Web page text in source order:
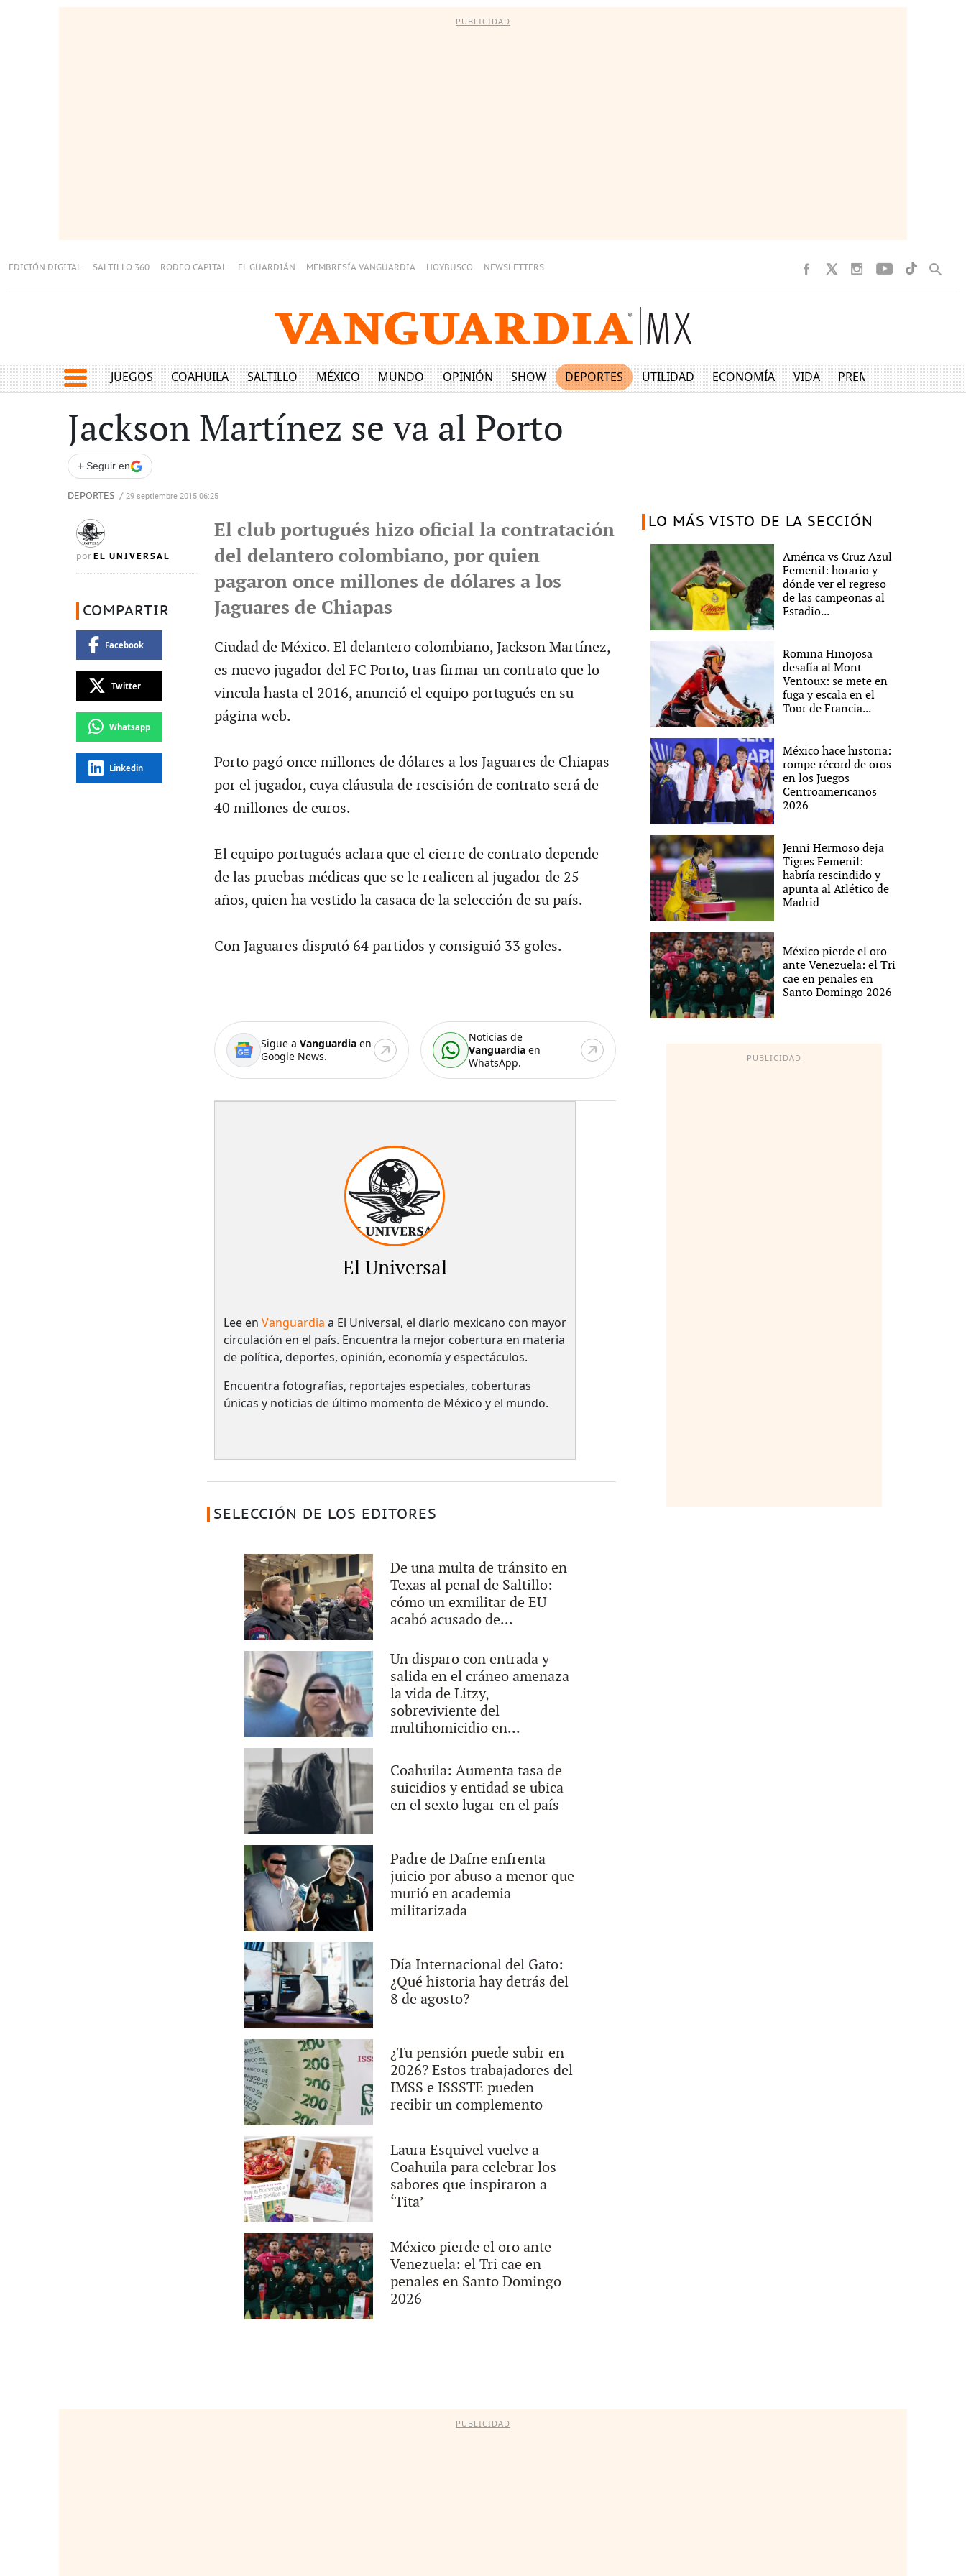
PUBLICIDAD
EDICIÓN DIGITAL SALTILLO 360 RODEO CAPITAL EL GUARDIÁN MEMBRESÍA VANGUARDIA HOYBUSCO NEWSLETTERS
JUEGOS COAHUILA SALTILLO MÉXICO MUNDO OPINIÓN SHOW DEPORTES UTILIDAD ECONOMÍA VIDA PREMIUM
Jackson Martínez se va al Porto
+ Seguir en
DEPORTES / 29 septiembre 2015 06:25
por EL UNIVERSAL
COMPARTIR
Facebook
Twitter
Whatsapp
Linkedin
El club portugués hizo oficial la contratación
del delantero colombiano, por quien
pagaron once millones de dólares a los
Jaguares de Chiapas
Ciudad de México. El delantero colombiano, Jackson Martínez,
es nuevo jugador del FC Porto, tras firmar un contrato que lo
vincula hasta el 2016, anunció el equipo portugués en su
página web.
Porto pagó once millones de dólares a los Jaguares de Chiapas
por el jugador, cuya cláusula de rescisión de contrato será de
40 millones de euros.
El equipo portugués aclara que el cierre de contrato depende
de las pruebas médicas que se le realicen al jugador de 25
años, quien ha vestido la casaca de la selección de su país.
Con Jaguares disputó 64 partidos y consiguió 33 goles.
Sigue a Vanguardiaen
Google News.
Noticias de
Vanguardia en
WhatsApp.
El Universal
Lee en Vanguardia a El Universal, el diario mexicano con mayor
circulación en el país.​ Encuentra la mejor cobertura en materia
de política, deportes, opinión, economía y espectáculos.
Encuentra fotografías, reportajes especiales, coberturas
únicas y noticias de último momento de México y el mundo.
SELECCIÓN DE LOS EDITORES
De una multa de tránsito en
Texas al penal de Saltillo:
cómo un exmilitar de EU
acabó acusado de...
Un disparo con entrada y
salida en el cráneo amenaza
la vida de Litzy,
sobreviviente del
multihomicidio en...
Coahuila: Aumenta tasa de
suicidios y entidad se ubica
en el sexto lugar en el país
Padre de Dafne enfrenta
juicio por abuso a menor que
murió en academia
militarizada
Día Internacional del Gato:
¿Qué historia hay detrás del
8 de agosto?
¿Tu pensión puede subir en
2026? Estos trabajadores del
IMSS e ISSSTE pueden
recibir un complemento
Laura Esquivel vuelve a
Coahuila para celebrar los
sabores que inspiraron a
‘Tita’
México pierde el oro ante
Venezuela: el Tri cae en
penales en Santo Domingo
2026
LO MÁS VISTO DE LA SECCIÓN
América vs Cruz Azul
Femenil: horario y
dónde ver el regreso
de las campeonas al
Estadio...
Romina Hinojosa
desafía al Mont
Ventoux: se mete en
fuga y escala en el
Tour de Francia...
México hace historia:
rompe récord de oros
en los Juegos
Centroamericanos
2026
Jenni Hermoso deja
Tigres Femenil:
habría rescindido y
apunta al Atlético de
Madrid
México pierde el oro
ante Venezuela: el Tri
cae en penales en
Santo Domingo 2026
PUBLICIDAD
PUBLICIDAD